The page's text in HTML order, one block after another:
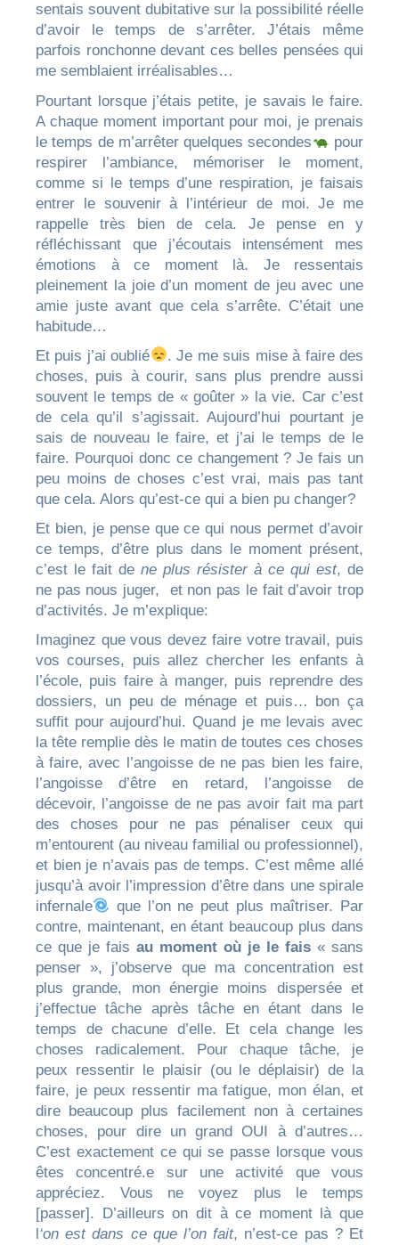
sentais souvent dubitative sur la possibilité réelle
d’avoir le temps de s’arrêter. J’étais même
parfois ronchonne devant ces belles pensées qui
me semblaient irréalisables…
Pourtant lorsque j’étais petite, je savais le faire.
A chaque moment important pour moi, je prenais
le temps de m’arrêter quelques secondes
pour
respirer l’ambiance, mémoriser le moment,
comme si le temps d’une respiration, je faisais
entrer le souvenir à l’intérieur de moi. Je me
rappelle très bien de cela. Je pense en y
réfléchissant que j’écoutais intensément mes
émotions à ce moment là. Je ressentais
pleinement la joie d’un moment de jeu avec une
amie juste avant que cela s’arrête. C’était une
habitude…
Et puis j’ai oublié
. Je me suis mise à faire des
choses, puis à courir, sans plus prendre aussi
souvent le temps de « goûter » la vie. Car c’est
de cela qu’il s’agissait. Aujourd’hui pourtant je
sais de nouveau le faire, et j’ai le temps de le
faire. Pourquoi donc ce changement ? Je fais un
peu moins de choses c’est vrai, mais pas tant
que cela. Alors qu’est-ce qui a bien pu changer?
Et bien, je pense que ce qui nous permet d’avoir
ce temps, d’être plus dans le moment présent,
c’est le fait de ne plus résister à ce qui est, de
ne pas nous juger, et non pas le fait d’avoir trop
d’activités. Je m’explique:
Imaginez que vous devez faire votre travail, puis
vos courses, puis allez chercher les enfants à
l’école, puis faire à manger, puis reprendre des
dossiers, un peu de ménage et puis… bon ça
suffit pour aujourd’hui. Quand je me levais avec
la tête remplie dès le matin de toutes ces choses
à faire, avec l’angoisse de ne pas bien les faire,
l’angoisse d’être en retard, l’angoisse de
décevoir, l’angoisse de ne pas avoir fait ma part
des choses pour ne pas pénaliser ceux qui
m’entourent (au niveau familial ou professionnel),
et bien je n’avais pas de temps. C’est même allé
jusqu’à avoir l’impression d’être dans une spirale
infernale
que l’on ne peut plus maîtriser. Par
contre, maintenant, en étant beaucoup plus dans
ce que je fais au moment où je le fais « sans
penser », j’observe que ma concentration est
plus grande, mon énergie moins dispersée et
j’effectue tâche après tâche en étant dans le
temps de chacune d’elle. Et cela change les
choses radicalement. Pour chaque tâche, je
peux ressentir le plaisir (ou le déplaisir) de la
faire, je peux ressentir ma fatigue, mon élan, et
dire beaucoup plus facilement non à certaines
choses, pour dire un grand OUI à d’autres…
C’est exactement ce qui se passe lorsque vous
êtes concentré.e sur une activité que vous
appréciez. Vous ne voyez plus le temps
[passer]. D’ailleurs on dit à ce moment là que
l‘on est dans ce que l’on fait, n’est-ce pas ? Et